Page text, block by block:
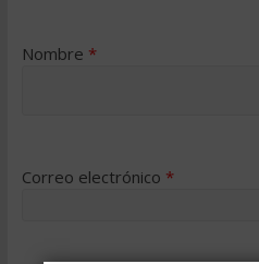
Nombre *
Correo electrónico *